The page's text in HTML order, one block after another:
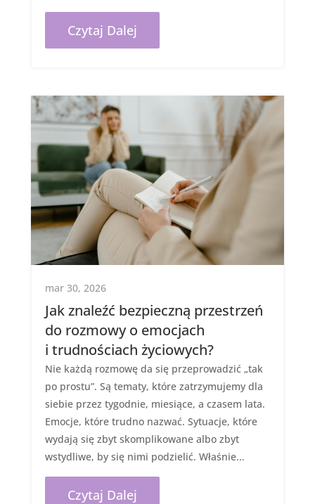
Czytaj Dalej
Jak znaleźć bezpieczną przestrzeń
do rozmowy o emocjach
i trudnościach życiowych?
mar 30, 2026
Nie każdą rozmowę da się przeprowadzić „tak
po prostu”. Są tematy, które zatrzymujemy dla
siebie przez tygodnie, miesiące, a czasem lata.
Emocje, które trudno nazwać. Sytuacje, które
wydają się zbyt skomplikowane albo zbyt
wstydliwe, by się nimi podzielić. Właśnie...
Czytaj Dalej